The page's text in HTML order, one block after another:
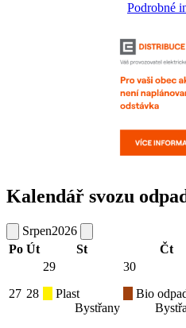
Podrobné
Kalendář svozu
Srpen2026
Po Út St Čt
27 28
29
Plast
Bystřany
30
Bio